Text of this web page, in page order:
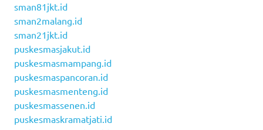
sman81jkt.id
sman2malang.id
sman21jkt.id
puskesmasjakut.id
puskesmasmampang.id
puskesmaspancoran.id
puskesmasmenteng.id
puskesmassenen.id
puskesmaskramatjati.id